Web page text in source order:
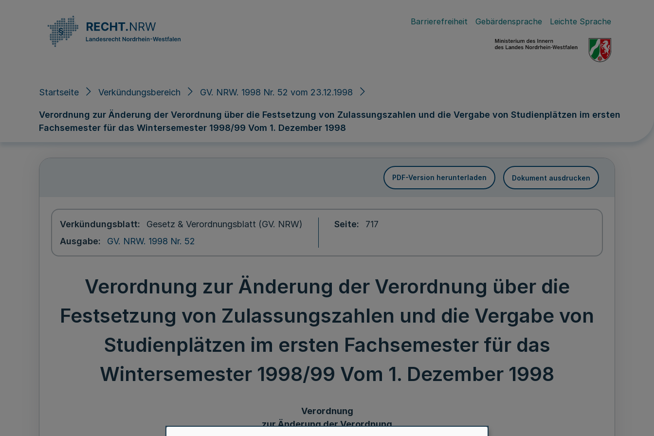
Barrierefreiheit Gebärdensprache Leichte Sprache
Startseite Verkündungsbereich GV. NRW. 1998 Nr. 52 vom 23.12.1998
Verordnung zur Änderung der Verordnung über die Festsetzung von Zulassungszahlen und die Vergabe von Studienplätzen im ersten
Fachsemester für das Wintersemester 1998/99 Vom 1. Dezember 1998
PDF-Version herunterladen Dokument ausdrucken
Verkündungsblatt
Gesetz & Verordnungsblatt (GV. NRW)
Ausgabe
GV. NRW. 1998 Nr. 52
Seite 717
Verordnung zur Änderung der Verordnung über die
Festsetzung von Zulassungszahlen und die Vergabe von
Studienplätzen im ersten Fachsemester für das
Wintersemester 1998/99 Vom 1. Dezember 1998
Verordnung
zur Änderung der Verordnung